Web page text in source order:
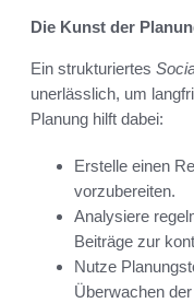
Die Kunst der
Ein strukturiertes
unerlässlich, um
Planung hilft dabei:
Erstelle einen
vorzubereiten.
Analysiere
Beiträge zur
Nutze
Überwachen